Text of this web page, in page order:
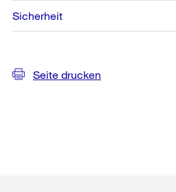
Sicherheit
Seite drucken